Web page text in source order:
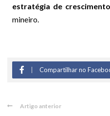
estratégia de
mineiro.
Compartilhar no
Artigo anterior